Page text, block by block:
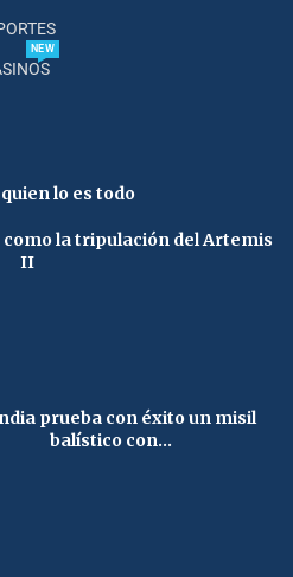
NEW
lo es todo
la tripulación del Artemis
II
prueba con éxito un misil
balístico con...